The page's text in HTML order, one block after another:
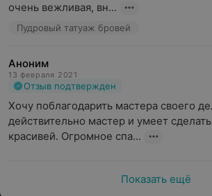
очень вежливая, вн...
Пудровый татуаж бровей
Аноним
13 февраля 2021
Отзыв подтвержден
Хочу поблагодарить мастера своего
действительно мастер и умеет
красивей. Огромное спа...
Показать ещё